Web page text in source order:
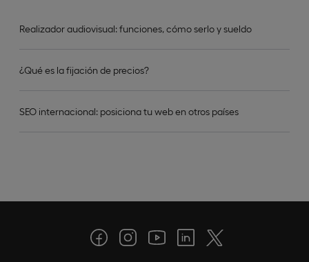
Realizador audiovisual: funciones, cómo serlo y sueldo
¿Qué es la fijación de precios?
SEO internacional: posiciona tu web en otros países